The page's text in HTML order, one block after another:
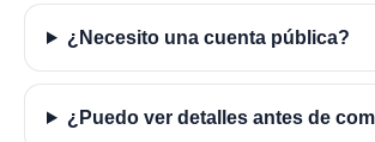
¿Necesito una cuenta pública?
¿Puedo ver detalles antes de